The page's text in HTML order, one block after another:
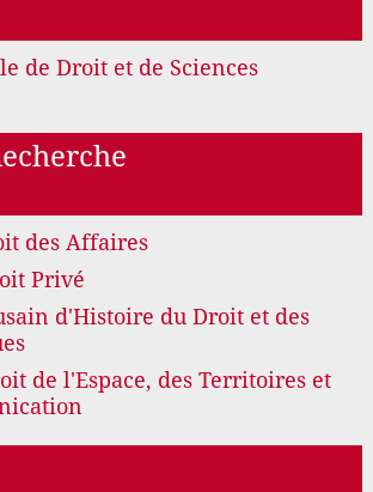
de Droit et de Sciences
des Affaires
Privé
d'Histoire du Droit et des
de l'Espace, des Territoires et